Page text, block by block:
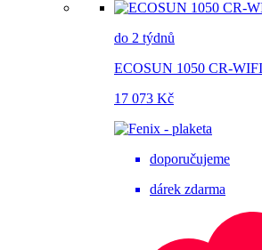
do 2 týdnů
ECOSUN 1050 CR-
17 073 Kč
doporučujeme
dárek zdarma